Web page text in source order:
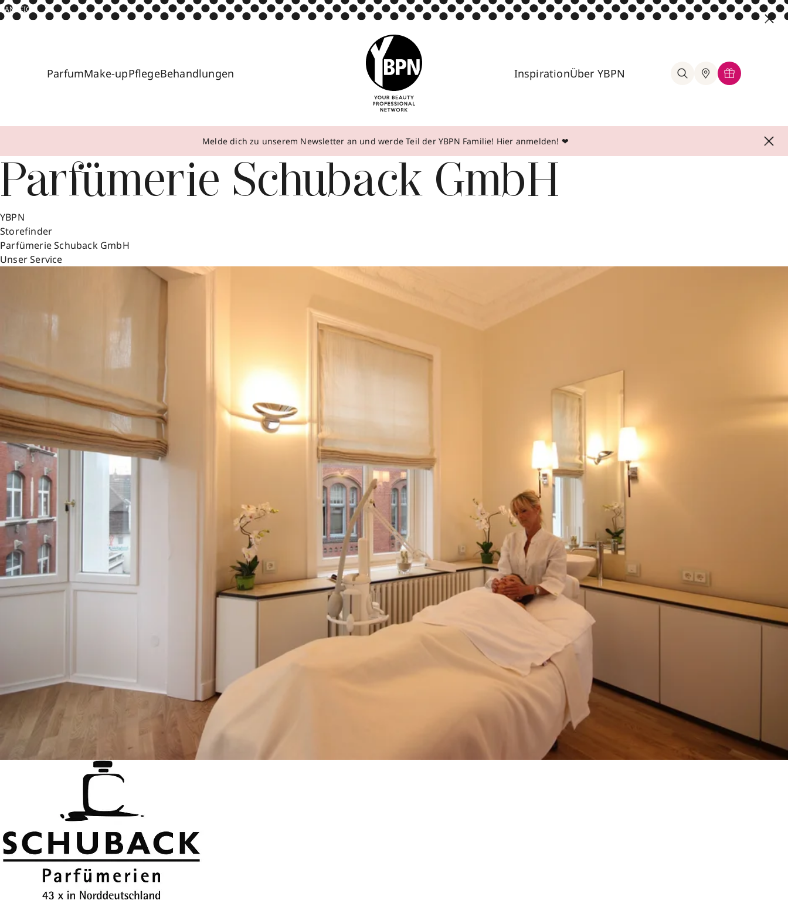
ANZEIGE
ParfumMake-upPflegeBehandlungen InspirationÜber YBPN
Melde dich zu unserem Newsletter an und werde Teil der YBPN Familie! Hier anmelden! ❤
Parfümerie Schuback GmbH
YBPN
Storefinder
Parfümerie Schuback GmbH
Unser Service